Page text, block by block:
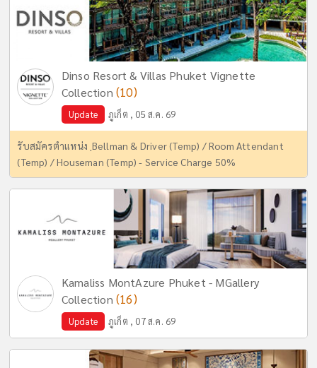
Dinso Resort & Villas Phuket Vignette
Collection (10)
Update ภูเก็ต , 05 ส.ค. 69
รับสมัครตำแหน่ง ฺBellman & Driver (Temp) / Room Attendant
(Temp) / Houseman (Temp) - Service Charge 50%
Kamaliss MontAzure Phuket - MGallery
Collection (16)
Update ภูเก็ต , 07 ส.ค. 69